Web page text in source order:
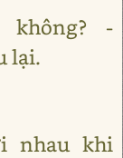
-
lại.
nhau khi